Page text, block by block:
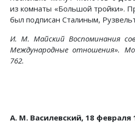
из комнаты «Большой тройки».
был подписан Сталиным,
И. М. Майский Воспоминания
Международные отношения».
762.
A. M. Василевский, 18 февраля